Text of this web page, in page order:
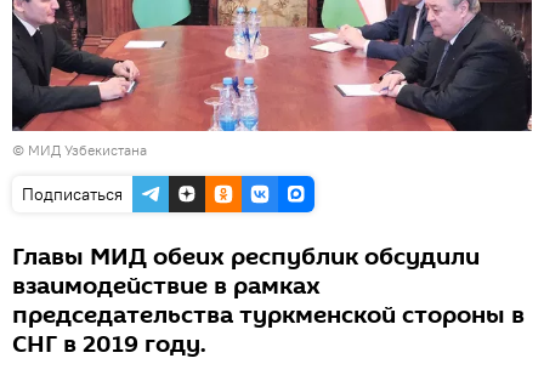
© МИД Узбекистана
Подписаться
Главы МИД обеих республик обсудили
взаимодействие в рамках
председательства туркменской стороны в
СНГ в 2019 году.